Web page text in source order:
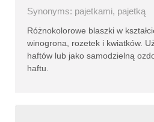
Synonyms: pajetkami, pajetką
Różnokolorowe blaszki w
winogrona, rozetek i kwiatków.
haftów lub jako samodzielną
haftu.